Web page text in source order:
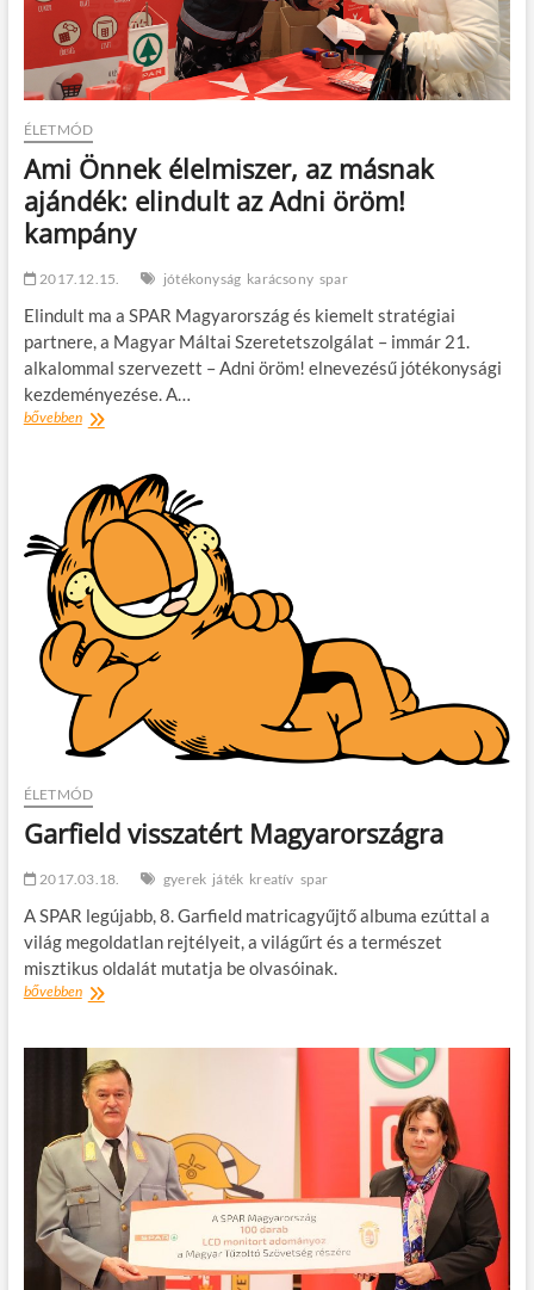
ÉLETMÓD
Ami Önnek élelmiszer, az másnak
ajándék: elindult az Adni öröm!
kampány
2017.12.15. jótékonyság karácsony spar
Elindult ma a SPAR Magyarország és kiemelt stratégiai
partnere, a Magyar Máltai Szeretetszolgálat – immár 21.
alkalommal szervezett – Adni öröm! elnevezésű jótékonysági
kezdeményezése. A…
bővebbenAmi
másnak
ajándék:
elindult
az
Adni
öröm!
kampány
ÉLETMÓD
Garfield visszatért Magyarországra
2017.03.18. gyerek játék kreatív spar
A SPAR legújabb, 8. Garfield matricagyűjtő albuma ezúttal a
világ megoldatlan rejtélyeit, a világűrt és a természet
misztikus oldalát mutatja be olvasóinak.
bővebbenGarfield